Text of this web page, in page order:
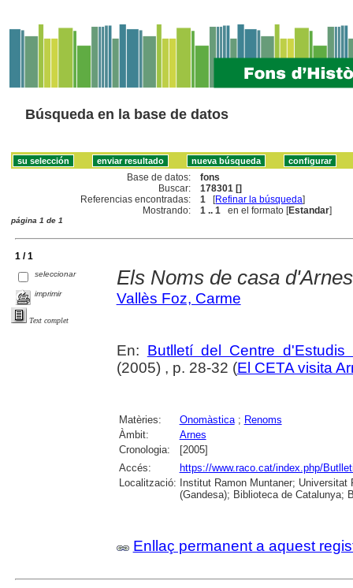
Búsqueda en la base de datos
Base de datos:
fons
Buscar:
178301 []
Referencias encontradas:
1 [Refinar la búsqueda]
Mostrando:
1 .. 1 en el formato [Estandar]
página 1 de 1
1 / 1
seleccionar
imprimir
Text complet
Els Noms de casa d'Arnes
Vallès Foz, Carme
En: Butlletí del Centre
(2005) , p. 28-32 (El CETA visita
Matèries: Onomàstica; Renoms
Àmbit:
Arnes
Cronologia:
[2005]
Accés:
https://www.raco.cat/index.php/
Localització: Institut Ramon Muntaner;
(Gandesa); Biblioteca de Catalunya;
Enllaç permanent a aquest